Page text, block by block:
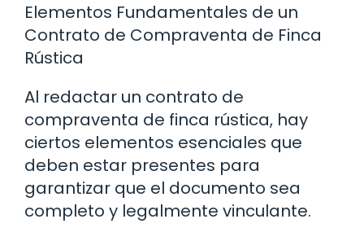
Elementos Fundamentales de un
Contrato de Compraventa de Finca
Rústica
Al redactar un contrato de
compraventa de finca rústica, hay
ciertos elementos esenciales que
deben estar presentes para
garantizar que el documento sea
completo y legalmente vinculante.